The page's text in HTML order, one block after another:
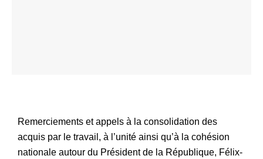
Remerciements et appels à la consolidation des
acquis par le travail, à l’unité ainsi qu’à la cohésion
nationale autour du Président de la République, Félix-